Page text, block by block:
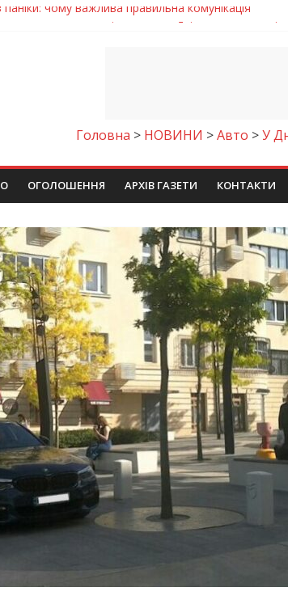
телемедичні центри на Дніпропетровщині
досліджують місце
отримують шанс на власне житло
чому важлива правильна комунікація
Головна > НОВИНИ >Авто >У
ОГОЛОШЕННЯ АРХІВ ГАЗЕТИ КОНТАКТИ